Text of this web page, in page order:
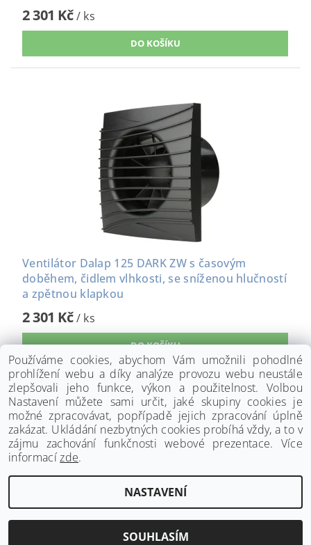
2 301 Kč/ ks
Ventilátor Dalap 125 DARK ZW s časovým
doběhem, čidlem vlhkosti, se sníženou hlučností
a zpětnou klapkou
2 301 Kč/ ks
www.palmat.cz
2026 ©Palmat.cz, všechna práva vyhrazenaUpravit nastavení cookies
Vytvořil Shoptet
Používáme cookies, abychom Vám umožnili pohodlné
prohlížení webu a díky analýze provozu webu neustále
zlepšovali jeho funkce, výkon a použitelnost. Volbou
Nastavení můžete sami určit, jaké skupiny cookies je
možné zpracovávat, popřípadě jejich zpracování úplně
zakázat. Ukládání nezbytných cookies probíhá vždy, a to v
zájmu zachování funkčnosti webové prezentace. Více
informacízde.
NASTAVENÍ
SOUHLASÍM